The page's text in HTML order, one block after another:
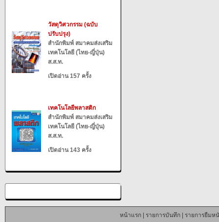
วัสดุวิศวกรรม (ฉบับ
ปรับปรุง)
สำนักพิมพ์ สมาคมส่งเสริม
เทคโนโลยี (ไทย-ญี่ปุ่น)
ส.ส.ท.
เปิดอ่าน 157 ครั้ง
เทคโนโลยีพลาสติก
สำนักพิมพ์ สมาคมส่งเสริม
เทคโนโลยี (ไทย-ญี่ปุ่น)
ส.ส.ท.
เปิดอ่าน 143 ครั้ง
หน้าแรก| รายการบันทึก| รายการยืมห